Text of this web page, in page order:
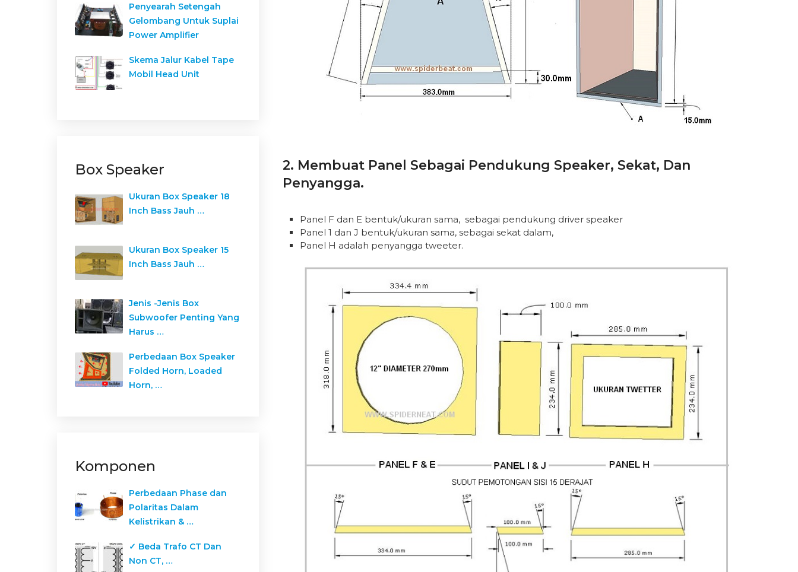
2. Membuat Panel Sebagai Pendukung Speaker, Sekat, Dan
Penyangga.
Panel F dan E bentuk/ukuran sama, sebagai pendukung driver speaker
Panel 1 dan J bentuk/ukuran sama, sebagai sekat dalam,
Panel H adalah penyangga tweeter.
Penyearah Setengah
Gelombang Untuk Suplai
Power Amplifier
Skema Jalur Kabel Tape
Mobil Head Unit
Box Speaker
Ukuran Box Speaker 18
Inch Bass Jauh …
Ukuran Box Speaker 15
Inch Bass Jauh …
Jenis -Jenis Box
Subwoofer Penting Yang
Harus …
Perbedaan Box Speaker
Folded Horn, Loaded
Horn, …
Komponen
Perbedaan Phase dan
Polaritas Dalam
Kelistrikan & …
✓ Beda Trafo CT Dan
Non CT, …